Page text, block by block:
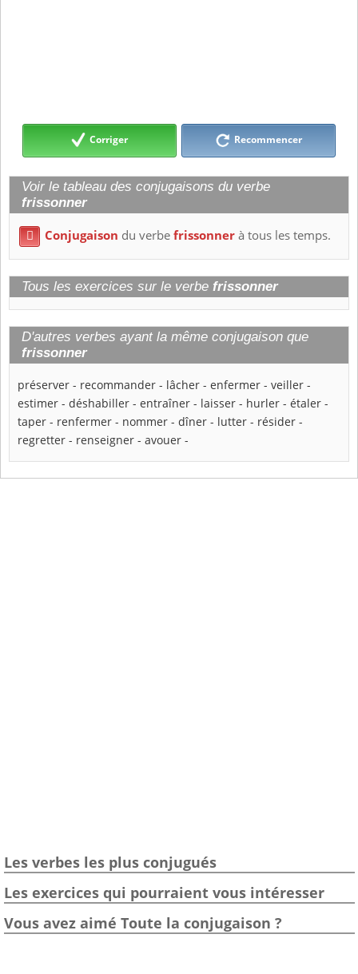
Corriger Recommencer
Voir le tableau des conjugaisons du verbe
frissonner
 Conjugaison du verbefrissonnerà tous les temps.
Tous les exercices sur le verbe frissonner
D'autres verbes ayant la même conjugaison que
frissonner
préserver - recommander - lâcher - enfermer - veiller -
estimer - déshabiller - entraîner - laisser - hurler - étaler -
taper - renfermer - nommer - dîner - lutter - résider -
regretter - renseigner - avouer -
Les verbes les plus conjugués
Les exercices qui pourraient vous intéresser
Vous avez aimé Toute la conjugaison ?